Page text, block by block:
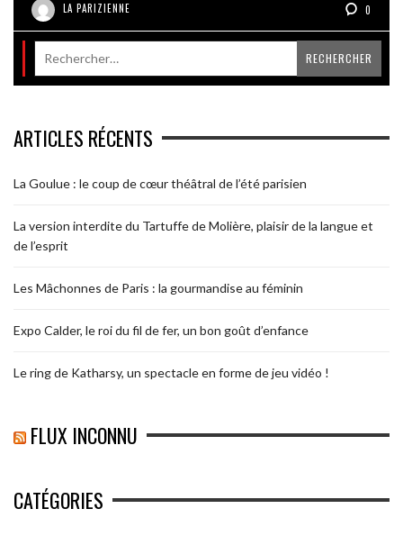
LA PARIZIENNE 0
ARTICLES RÉCENTS
La Goulue : le coup de cœur théâtral de l’été parisien
La version interdite du Tartuffe de Molière, plaisir de la langue et
de l’esprit
Les Mâchonnes de Paris : la gourmandise au féminin
Expo Calder, le roi du fil de fer, un bon goût d’enfance
Le ring de Katharsy, un spectacle en forme de jeu vidéo !
FLUX INCONNU
CATÉGORIES